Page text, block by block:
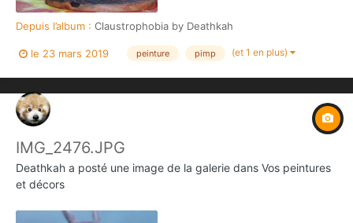
Depuis l’album : Claustrophobia by Deathkah
le 23 mars 2019 peinture pimp (et 1 en plus)
IMG_2476.JPG
Deathkah a posté une image de la galerie dans Vos peintures
et décors